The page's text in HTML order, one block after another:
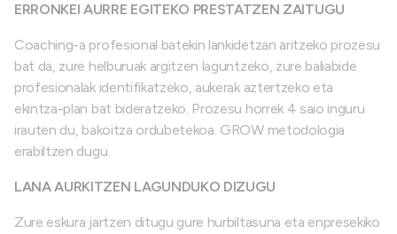
ERRONKEI AURRE EGITEKO PRESTATZEN ZAITUGU
Coaching-a profesional batekin lankidetzan aritzeko prozesu
bat da, zure helburuak argitzen laguntzeko, zure baliabide
profesionalak identifikatzeko, aukerak aztertzeko eta
ekintza-plan bat bideratzeko. Prozesu horrek 4 saio inguru
irauten du, bakoitza ordubetekoa. GROW metodologia
erabiltzen dugu.
LANA AURKITZEN LAGUNDUKO DIZUGU
Zure eskura jartzen ditugu gure hurbiltasuna eta enpresekiko